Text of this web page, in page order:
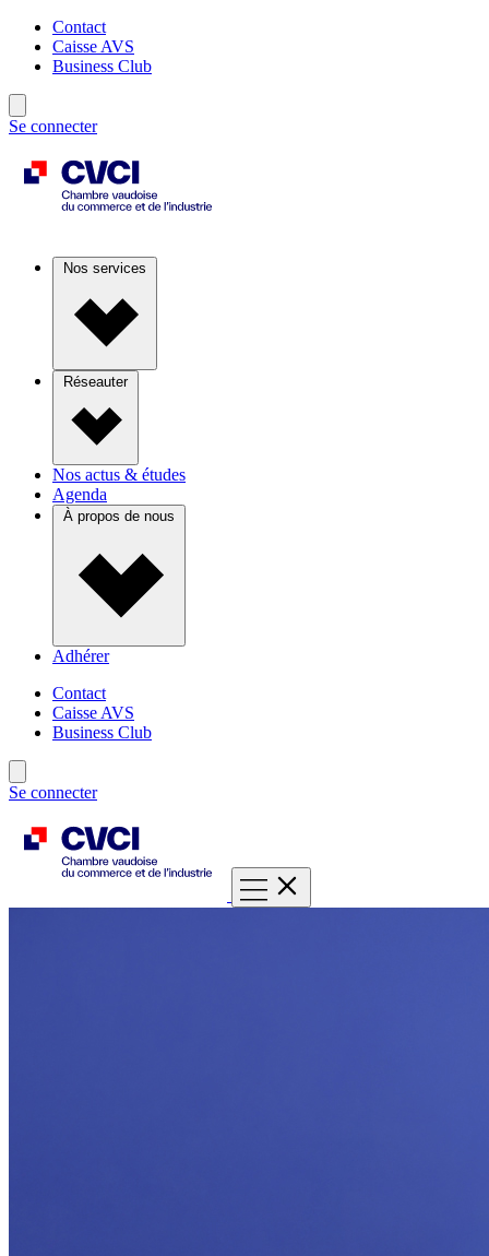
Contact
Caisse AVS
Business Club
Se connecter
Nos services
Réseauter
Nos actus & études
Agenda
À propos de nous
Adhérer
Contact
Caisse AVS
Business Club
Se connecter